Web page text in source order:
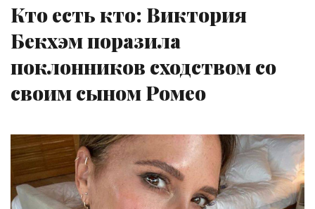
Кто есть кто: Виктория
Бекхэм поразила
поклонников сходством со
своим сыном Ромео